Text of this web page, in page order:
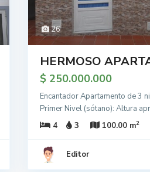
26
HERMOSO
$ 250.000.000
Encantador Apartamento de 3
Primer Nivel (sótano): Altura
4
3 100.00 m2
Editor